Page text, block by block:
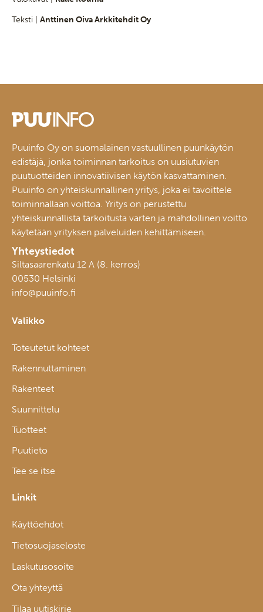
Teksti | Anttinen Oiva Arkkitehdit Oy
Puuinfo Oy on suomalainen vastuullinen puunkäytön
edistäjä, jonka toiminnan tarkoitus on uusiutuvien
puutuotteiden innovatiivisen käytön kasvattaminen.
Puuinfo on yhteiskunnallinen yritys, joka ei tavoittele
toiminnallaan voittoa. Yritys on perustettu
yhteiskunnallista tarkoitusta varten ja mahdollinen voitto
käytetään yrityksen palveluiden kehittämiseen.
Yhteystiedot
Siltasaarenkatu 12 A (8. kerros)
00530 Helsinki
info@puuinfo.fi
Valikko
Toteutetut kohteet
Rakennuttaminen
Rakenteet
Suunnittelu
Tuotteet
Puutieto
Tee se itse
Linkit
Käyttöehdot
Tietosuojaseloste
Laskutusosoite
Ota yhteyttä
Tilaa uutiskirje